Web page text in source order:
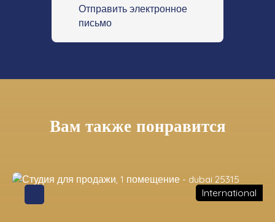
Отправить электронное
письмо
Вам также понравится
International